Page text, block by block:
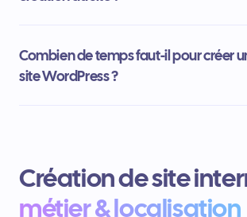
Combien de temps faut-il pour créer
site WordPress ?
Création de site
métier & localisation